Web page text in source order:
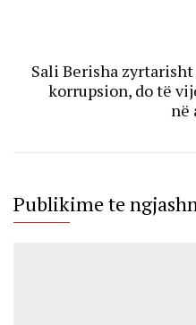
Sali Berisha
korrupsion, do të
në
Publikime te